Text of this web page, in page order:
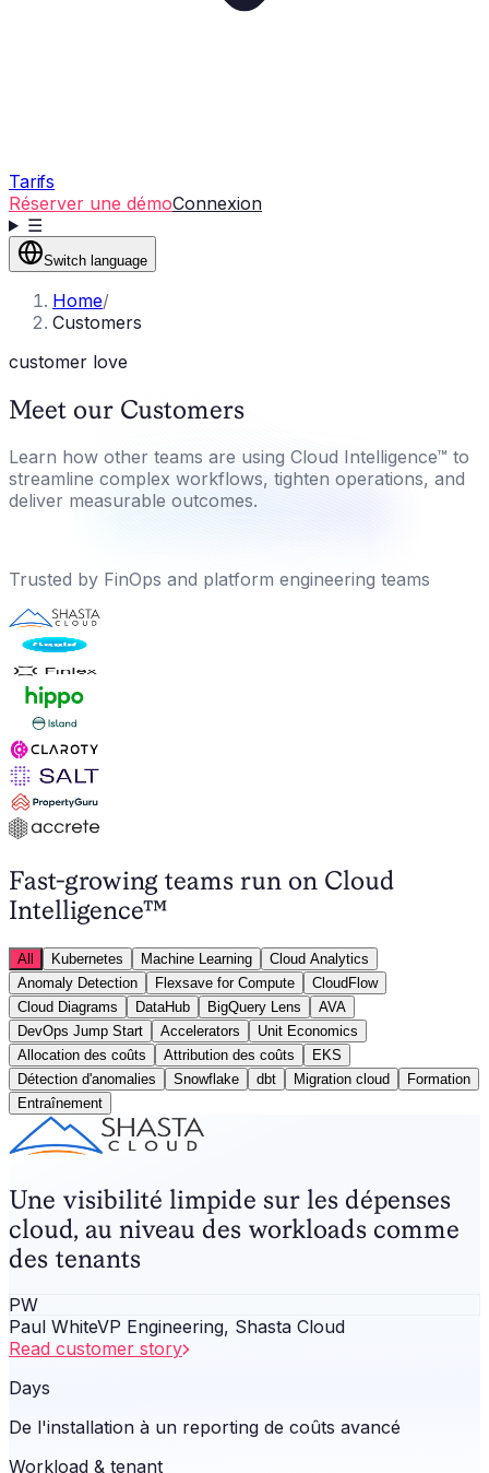
Tarifs
Réserver une démoConnexion
☰
Switch language
Home/
Customers
customer love
Meet our Customers
Learn how other teams are using Cloud Intelligence™ to
streamline complex workflows, tighten operations, and
deliver measurable outcomes.
Trusted by FinOps and platform engineering teams
Fast-growing teams run on Cloud
Intelligence™
All Kubernetes Machine Learning
Cloud Analytics
Anomaly Detection
Flexsave for Compute
CloudFlow
Cloud Diagrams
DataHub BigQuery Lens
AVA
DevOps Jump Start
Accelerators
Unit Economics
Allocation des coûts
Attribution des coûts
EKS
Détection d'anomalies
Snowflake dbt Migration cloud
Formation
Entraînement
Une visibilité limpide sur les dépenses
cloud, au niveau des workloads comme
des tenants
PW
Paul WhiteVP Engineering, Shasta Cloud
Read customer story
Days
De l'installation à un reporting de coûts avancé
Workload & tenant